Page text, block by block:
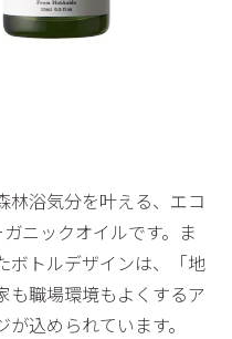
林浴気分を叶える、エコ
ニックオイルです。ま
ボトルデザインは、「地
も職場環境もよくするア
込められています。